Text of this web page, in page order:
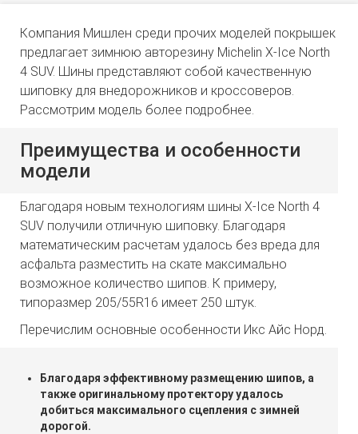
Компания Мишлен среди прочих моделей покрышек
предлагает зимнюю авторезину Michelin X-Ice North
4 SUV. Шины представляют собой качественную
шиповку для внедорожников и кроссоверов.
Рассмотрим модель более подробнее.
Преимущества и особенности
модели
Благодаря новым технологиям шины X-Ice North 4
SUV получили отличную шиповку. Благодаря
математическим расчетам удалось без вреда для
асфальта разместить на скате максимально
возможное количество шипов. К примеру,
типоразмер 205/55R16 имеет 250 штук.
Перечислим основные особенности Икс Айс Норд.
Благодаря эффективному размещению шипов, а
также оригинальному протектору удалось
добиться максимального сцепления с зимней
дорогой.